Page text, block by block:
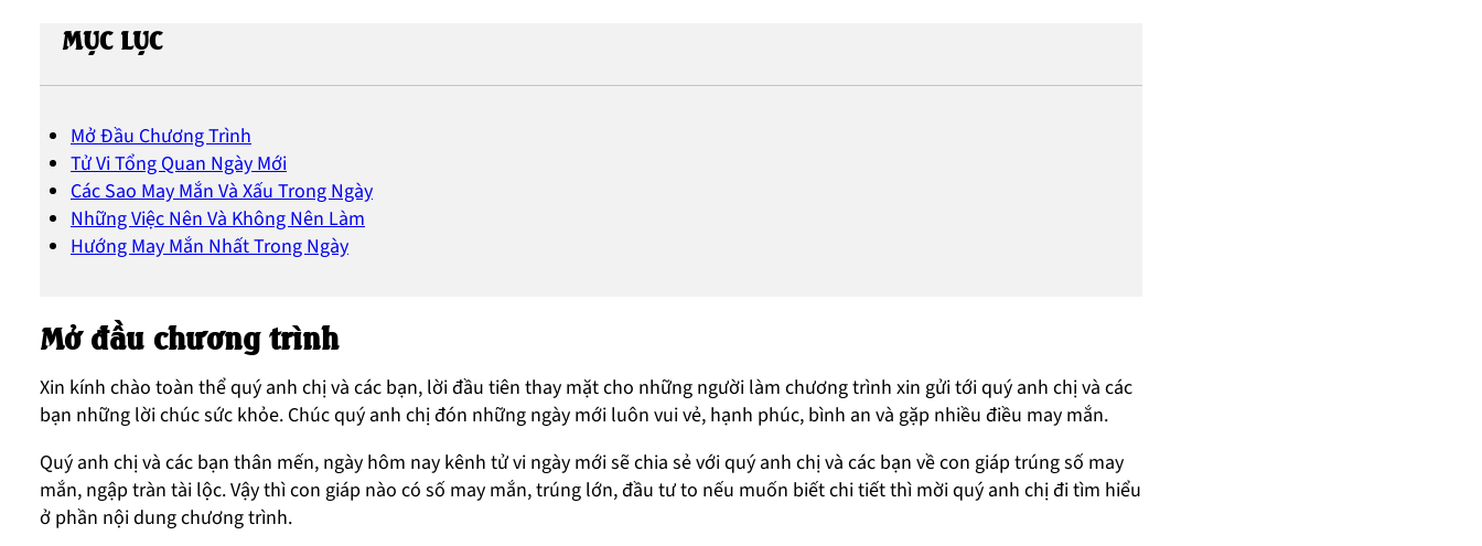
MỤC LỤC
Mở Đầu Chương Trình
Tử Vi Tổng Quan Ngày Mới
Các Sao May Mắn Và Xấu Trong Ngày
Những Việc Nên Và Không Nên Làm
Hướng May Mắn Nhất Trong Ngày
Mở đầu chương trình
Xin kính chào toàn thể quý anh chị và các bạn, lời đầu tiên thay mặt cho những người làm chương trình xin gửi tới quý anh chị và các
bạn những lời chúc sức khỏe. Chúc quý anh chị đón những ngày mới luôn vui vẻ, hạnh phúc, bình an và gặp nhiều điều may mắn.
Quý anh chị và các bạn thân mến, ngày hôm nay kênh tử vi ngày mới sẽ chia sẻ với quý anh chị và các bạn về con giáp trúng số may
mắn, ngập tràn tài lộc. Vậy thì con giáp nào có số may mắn, trúng lớn, đầu tư to nếu muốn biết chi tiết thì mời quý anh chị đi tìm hiểu
ở phần nội dung chương trình.